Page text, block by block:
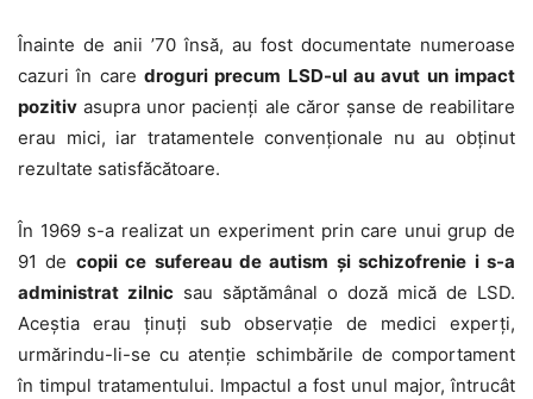
Înainte de anii ’70 însă, au fost documentate numeroase
cazuri în care droguri precum LSD-ul au avut un impact
pozitiv asupra unor pacienți ale căror șanse de reabilitare
erau mici, iar tratamentele convenționale nu au obținut
rezultate satisfăcătoare.
În 1969 s-a realizat un experiment prin care unui grup de
91 de copii ce sufereau de autism și schizofrenie i s-a
administrat zilnic sau săptămânal o doză mică de LSD.
Aceștia erau ținuți sub observație de medici experți,
urmărindu-li-se cu atenție schimbările de comportament
în timpul tratamentului. Impactul a fost unul major, întrucât